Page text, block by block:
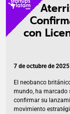
con
7 de octubre de 2025
El neobanco
mundo, ha marcado
confirmar su
movimiento